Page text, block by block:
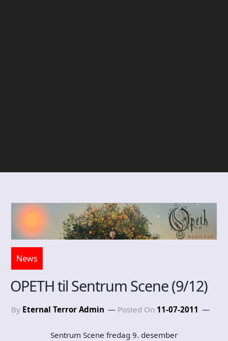
News
OPETH til Sentrum Scene (9/12)
By Eternal Terror Admin Posted On 11-07-2011
Sentrum Scene fredag 9. desember